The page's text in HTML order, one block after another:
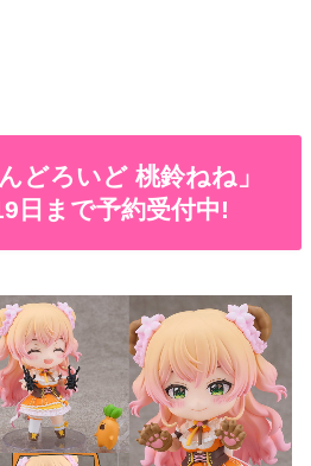
どろいど 桃鈴ねね」
日まで予約受付中!